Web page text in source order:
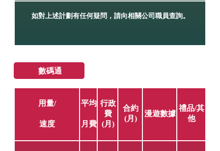
如對上述計劃有任何疑問，請向相關公司職員查詢。
數碼通
用量/
速度
平均
月費
行政
費
(月)
合約
(月)
漫遊數據
禮品/其
他